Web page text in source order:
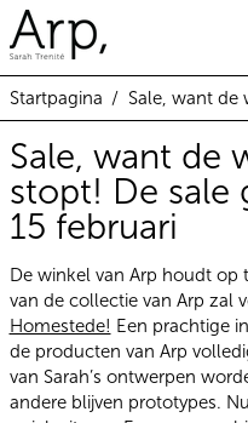
Startpagina / Sale, want de
Sale, want de
stopt! De sale
15 februari
De winkel van Arp houdt op
van de collectie van Arp zal
Homestede! Een prachtige
de producten van Arp
van Sarah’s ontwerpen
andere blijven prototypes.